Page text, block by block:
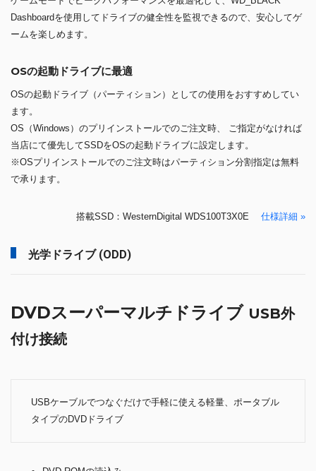
Dashboardを使用してドライブの健全性を監視できるので、安心してゲ
ームを楽しめます。
OSの起動ドライブに最適
OSの起動ドライブ（パーティション）としての使用をおすすめしてい
ます。
OS（Windows）のプリインストールでのご注文時、 ご指定がなければ
当店にて優先してSSDをOSの起動ドライブに設定します。
※OSプリインストールでのご注文時はパーティション分割指定は無料
で承ります。
搭載SSD：WesternDigital WDS100T3X0E 仕様詳細 »
光学ドライブ (ODD)
DVDスーパーマルチドライブ USB外
付け接続
USBケーブルでつなぐだけで手軽に使える軽量、ポータブル
タイプのDVDドライブ